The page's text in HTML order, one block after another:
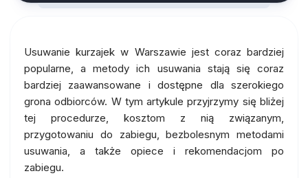
Usuwanie kurzajek w Warszawie jest coraz bardziej
popularne, a metody ich usuwania stają się coraz
bardziej zaawansowane i dostępne dla szerokiego
grona odbiorców. W tym artykule przyjrzymy się bliżej
tej procedurze, kosztom z nią związanym,
przygotowaniu do zabiegu, bezbolesnym metodami
usuwania, a także opiece i rekomendacjom po
zabiegu.